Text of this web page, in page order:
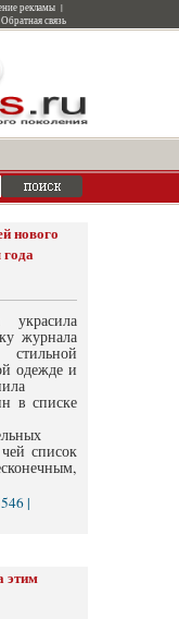
рекламы |
Обратная связь
нового
украсила
журнала
одежде и
в списке
список
|
этим